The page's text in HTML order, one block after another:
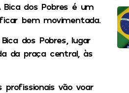
Bica dos Pobres é um
bem movimentada.
dos Pobres, lugar
da praça central, às
vão voar